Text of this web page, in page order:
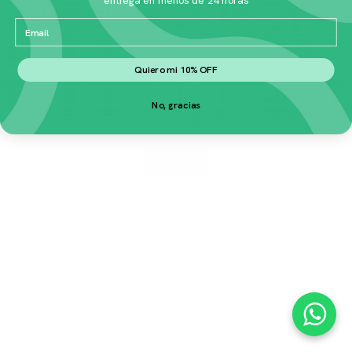
No te preocupes. Si crees se trata de una equivocación,
envíanos un mensaje aesta página.
¿Quizás estabas buscando alguna de estas páginas
Email
Quiero mi 10% OFF
No, gracias